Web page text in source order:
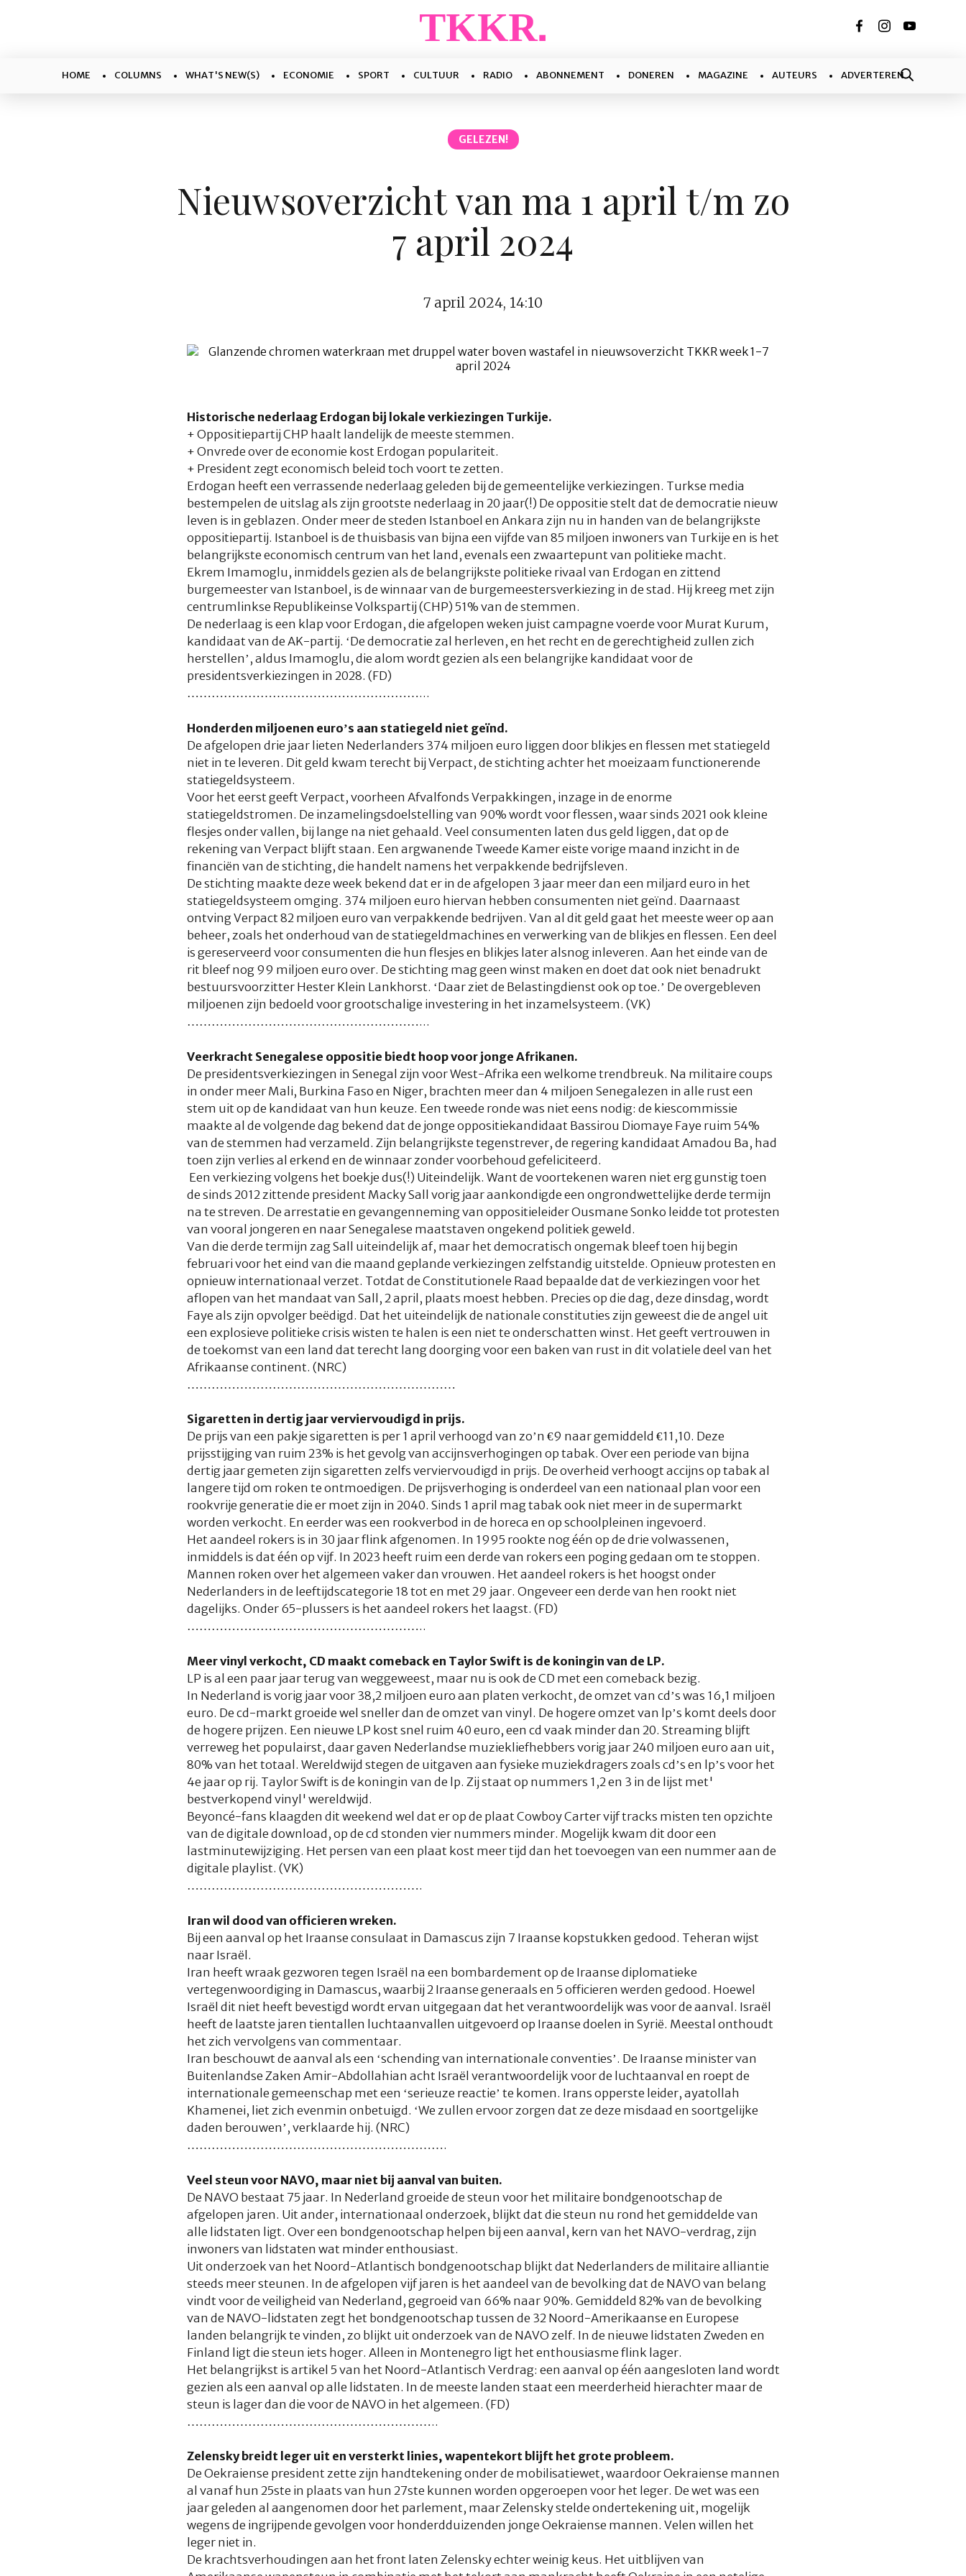
HOME COLUMNS WHAT'S NEW(S) ECONOMIE SPORT CULTUUR RADIO ABONNEMENT DONEREN MAGAZINE AUTEURS ADVERTEREN
GELEZEN!
Nieuwsoverzicht van ma 1 april t/m zo
7 april 2024
7 april 2024, 14:10
Historische nederlaag Erdogan bij lokale verkiezingen Turkije.
+Oppositiepartij CHP haalt landelijk de meeste stemmen.
+ Onvrede over de economie kost Erdogan populariteit.
+ President zegt economisch beleid toch voort te zetten.
Erdogan heeft een verrassende nederlaag geleden bij de gemeentelijke verkiezingen. Turkse media
bestempelen de uitslag als zijn grootste nederlaag in 20 jaar(!) De oppositie stelt dat de democratie nieuw
leven is in geblazen. Onder meer de steden Istanboel en Ankara zijn nu in handen van de belangrijkste
oppositiepartij. Istanboel is de thuisbasis van bijna een vijfde van 85 miljoen inwoners van Turkije en is het
belangrijkste economisch centrum van het land, evenals een zwaartepunt van politieke macht.
Ekrem Imamoglu, inmiddels gezien als de belangrijkste politieke rivaal van Erdogan en zittend
burgemeester van Istanboel, is de winnaar van de burgemeestersverkiezing in de stad. Hij kreeg met zijn
centrumlinkse Republikeinse Volkspartij (CHP) 51% van de stemmen.
De nederlaag is een klap voor Erdogan, die afgelopen weken juist campagne voerde voor Murat Kurum,
kandidaat van de AK-partij. ‘De democratie zal herleven, en het recht en de gerechtigheid zullen zich
herstellen’, aldus Imamoglu, die alom wordt gezien als een belangrijke kandidaat voor de
presidentsverkiezingen in 2028. (FD)
…………………………………………………...
Honderden miljoenen euro’s aan statiegeld niet geïnd.
De afgelopen drie jaar lieten Nederlanders 374 miljoen euro liggen door blikjes en flessen met statiegeld
niet in te leveren. Dit geld kwam terecht bij Verpact, de stichting achter het moeizaam functionerende
statiegeldsysteem.
Voor het eerst geeft Verpact, voorheen Afvalfonds Verpakkingen, inzage in de enorme
statiegeldstromen. De inzamelingsdoelstelling van 90% wordt voor flessen, waar sinds 2021 ook kleine
flesjes onder vallen, bij lange na niet gehaald. Veel consumenten laten dus geld liggen, dat op de
rekening van Verpact blijft staan. Een argwanende Tweede Kamer eiste vorige maand inzicht in de
financiën van de stichting, die handelt namens het verpakkende bedrijfsleven.
De stichting maakte deze week bekend dat er in de afgelopen 3 jaar meer dan een miljard euro in het
statiegeldsysteem omging. 374 miljoen euro hiervan hebben consumenten niet geïnd. Daarnaast
ontving Verpact 82 miljoen euro van verpakkende bedrijven. Van al dit geld gaat het meeste weer op aan
beheer, zoals het onderhoud van de statiegeldmachines en verwerking van de blikjes en flessen. Een deel
is gereserveerd voor consumenten die hun flesjes en blikjes later alsnog inleveren. Aan het einde van de
rit bleef nog 99 miljoen euro over. De stichting mag geen winst maken en doet dat ook niet benadrukt
bestuursvoorzitter Hester Klein Lankhorst. ‘Daar ziet de Belastingdienst ook op toe.’ De overgebleven
miljoenen zijn bedoeld voor grootschalige investering in het inzamelsysteem. (VK)
…………………………………………………...
Veerkracht Senegalese oppositie biedt hoop voor jonge Afrikanen.
De presidentsverkiezingen in Senegal zijn voor West-Afrika een welkome trendbreuk. Na militaire coups
in onder meer Mali, Burkina Faso en Niger, brachten meer dan 4 miljoen Senegalezen in alle rust een
stem uit op de kandidaat van hun keuze. Een tweede ronde was niet eens nodig: de kiescommissie
maakte al de volgende dag bekend dat de jonge oppositiekandidaat Bassirou Diomaye Faye ruim 54%
van de stemmen had verzameld. Zijn belangrijkste tegenstrever, de regering kandidaat Amadou Ba, had
toen zijn verlies al erkend en de winnaar zonder voorbehoud gefeliciteerd.
Een verkiezing volgens het boekje dus(!) Uiteindelijk. Want de voortekenen waren niet erg gunstig toen
de sinds 2012 zittende president Macky Sall vorig jaar aankondigde een ongrondwettelijke derde termijn
na te streven. De arrestatie en gevangenneming van oppositieleider Ousmane Sonko leidde tot protesten
van vooral jongeren en naar Senegalese maatstaven ongekend politiek geweld.
Van die derde termijn zag Sall uiteindelijk af, maar het democratisch ongemak bleef toen hij begin
februari voor het eind van die maand geplande verkiezingen zelfstandig uitstelde. Opnieuw protesten en
opnieuw internationaal verzet. Totdat de Constitutionele Raad bepaalde dat de verkiezingen voor het
aflopen van het mandaat van Sall, 2 april, plaats moest hebben. Precies op die dag, deze dinsdag, wordt
Faye als zijn opvolger beëdigd. Dat het uiteindelijk de nationale constituties zijn geweest die de angel uit
een explosieve politieke crisis wisten te halen is een niet te onderschatten winst. Het geeft vertrouwen in
de toekomst van een land dat terecht lang doorging voor een baken van rust in dit volatiele deel van het
Afrikaanse continent. (NRC)
…………………………………………………………
Sigaretten in dertig jaar verviervoudigd in prijs.
De prijs van een pakje sigaretten is per 1 april verhoogd van zo’n €9 naar gemiddeld €11,10. Deze
prijsstijging van ruim 23% is het gevolg van accijnsverhogingen op tabak. Over een periode van bijna
dertig jaar gemeten zijn sigaretten zelfs verviervoudigd in prijs. De overheid verhoogt accijns op tabak al
langere tijd om roken te ontmoedigen. De prijsverhoging is onderdeel van een nationaal plan voor een
rookvrije generatie die er moet zijn in 2040. Sinds 1 april mag tabak ook niet meer in de supermarkt
worden verkocht. En eerder was een rookverbod in de horeca en op schoolpleinen ingevoerd.
Het aandeel rokers is in 30 jaar flink afgenomen. In 1995 rookte nog één op de drie volwassenen,
inmiddels is dat één op vijf. In 2023 heeft ruim een derde van rokers een poging gedaan om te stoppen.
Mannen roken over het algemeen vaker dan vrouwen. Het aandeel rokers is het hoogst onder
Nederlanders in de leeftijdscategorie 18 tot en met 29 jaar. Ongeveer een derde van hen rookt niet
dagelijks. Onder 65-plussers is het aandeel rokers het laagst. (FD)
…………………………………………………..
Meer vinyl verkocht, CD maakt comeback en Taylor Swift is de koningin van de LP.
LP is al een paar jaar terug van weggeweest, maar nu is ook de CD met een comeback bezig.
In Nederland is vorig jaar voor 38,2 miljoen euro aan platen verkocht, de omzet van cd’s was 16,1 miljoen
euro. De cd-markt groeide wel sneller dan de omzet van vinyl. De hogere omzet van lp’s komt deels door
de hogere prijzen. Een nieuwe LP kost snel ruim 40 euro, een cd vaak minder dan 20. Streaming blijft
verreweg het populairst, daar gaven Nederlandse muziekliefhebbers vorig jaar 240 miljoen euro aan uit,
80% van het totaal. Wereldwijd stegen de uitgaven aan fysieke muziekdragers zoals cd’s en lp’s voor het
4e jaar op rij. Taylor Swift is de koningin van de lp. Zij staat op nummers 1,2 en 3 in de lijst met'
bestverkopend vinyl' wereldwijd.
Beyoncé-fans klaagden dit weekend wel dat er op de plaatCowboy Cartervijf tracks misten ten opzichte
van de digitale download, op de cd stonden vier nummers minder. Mogelijk kwam dit door een
lastminutewijziging. Het persen van een plaat kost meer tijd dan het toevoegen van een nummer aan de
digitale playlist. (VK)
………………………………………………….
Iran wil dood van officieren wreken.
Bij een aanval op het Iraanse consulaat in Damascus zijn 7 Iraanse kopstukken gedood. Teheran wijst
naar Israël.
Iran heeft wraak gezworen tegen Israël na een bombardement op de Iraanse diplomatieke
vertegenwoordiging in Damascus, waarbij 2 Iraanse generaals en 5 officieren werden gedood. Hoewel
Israël dit niet heeft bevestigd wordt ervan uitgegaan dat het verantwoordelijk was voor de aanval. Israël
heeft de laatste jaren tientallen luchtaanvallen uitgevoerd op Iraanse doelen in Syrië. Meestal onthoudt
het zich vervolgens van commentaar.
Iran beschouwt de aanval als een ‘schending van internationale conventies’. De Iraanse minister van
Buitenlandse Zaken Amir-Abdollahian acht Israël verantwoordelijk voor de luchtaanval en roept de
internationale gemeenschap met een ‘serieuze reactie’ te komen. Irans opperste leider, ayatollah
Khamenei, liet zich evenmin onbetuigd. ‘We zullen ervoor zorgen dat ze deze misdaad en soortgelijke
daden berouwen’, verklaarde hij. (NRC)
……………………………………………………….
Veel steun voor NAVO, maar niet bij aanval van buiten.
De NAVO bestaat 75 jaar. In Nederland groeide de steun voor het militaire bondgenootschap de
afgelopen jaren. Uit ander, internationaal onderzoek, blijkt dat die steun nu rond het gemiddelde van
alle lidstaten ligt. Over een bondgenootschap helpen bij een aanval, kern van het NAVO-verdrag, zijn
inwoners van lidstaten wat minder enthousiast.
Uit onderzoek van het Noord-Atlantisch bondgenootschap blijkt dat Nederlanders de militaire alliantie
steeds meer steunen. In de afgelopen vijf jaren is het aandeel van de bevolking dat de NAVO van belang
vindt voor de veiligheid van Nederland, gegroeid van 66% naar 90%. Gemiddeld 82% van de bevolking
van de NAVO-lidstaten zegt het bondgenootschap tussen de 32 Noord-Amerikaanse en Europese
landen belangrijk te vinden, zo blijkt uit onderzoek van de NAVO zelf. In de nieuwe lidstaten Zweden en
Finland ligt die steun iets hoger. Alleen in Montenegro ligt het enthousiasme flink lager.
Het belangrijkst is artikel 5 van het Noord-Atlantisch Verdrag: een aanval op één aangesloten land wordt
gezien als een aanval op alle lidstaten. In de meeste landen staat een meerderheid hierachter maar de
steun is lager dan die voor de NAVO in het algemeen. (FD)
……………………………………………………..
Zelensky breidt leger uit en versterkt linies, wapentekort blijft het grote probleem.
De Oekraiense president zette zijn handtekening onder de mobilisatiewet, waardoor Oekraiense mannen
al vanaf hun 25ste in plaats van hun 27ste kunnen worden opgeroepen voor het leger. De wet was een
jaar geleden al aangenomen door het parlement, maar Zelensky stelde ondertekening uit, mogelijk
wegens de ingrijpende gevolgen voor honderdduizenden jonge Oekraiense mannen. Velen willen het
leger niet in.
De krachtsverhoudingen aan het front laten Zelensky echter weinig keus. Het uitblijven van